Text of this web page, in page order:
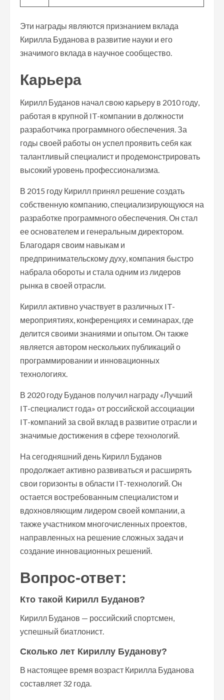
Эти награды являются признанием вклада
Кирилла Буданова в развитие науки и его
значимого вклада в научное сообщество.
Карьера
Кирилл Буданов начал свою карьеру в 2010 году,
работая в крупной IT-компании в должности
разработчика программного обеспечения. За
годы своей работы он успел проявить себя как
талантливый специалист и продемонстрировать
высокий уровень профессионализма.
В 2015 году Кирилл принял решение создать
собственную компанию, специализирующуюся на
разработке программного обеспечения. Он стал
ее основателем и генеральным директором.
Благодаря своим навыкам и
предпринимательскому духу, компания быстро
набрала обороты и стала одним из лидеров
рынка в своей отрасли.
Кирилл активно участвует в различных IT-
мероприятиях, конференциях и семинарах, где
делится своими знаниями и опытом. Он также
является автором нескольких публикаций о
программировании и инновационных
технологиях.
В 2020 году Буданов получил награду «Лучший
IT-специалист года» от российской ассоциации
IT-компаний за свой вклад в развитие отрасли и
значимые достижения в сфере технологий.
На сегодняшний день Кирилл Буданов
продолжает активно развиваться и расширять
свои горизонты в области IT-технологий. Он
остается востребованным специалистом и
вдохновляющим лидером своей компании, а
также участником многочисленных проектов,
направленных на решение сложных задач и
создание инновационных решений.
Вопрос-ответ:
Кто такой Кирилл Буданов?
Кирилл Буданов — российский спортсмен,
успешный биатлонист.
Сколько лет Кириллу Буданову?
В настоящее время возраст Кирилла Буданова
составляет 32 года.